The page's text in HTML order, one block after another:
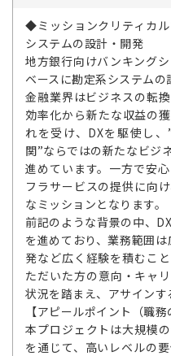
◆ミッションクリティカ
システムの設計・開発
地方銀行向けバンキング
ベースに勘定系システムの
金融業界はビジネスの転
効率化から新たな収益の
れを受け、DXを駆使し
関”ならではの新たなビジ
進めています。一方で安
フラサービスの提供に向
なミッションとなります。
前記のような背景の中、
を進めており、業務範囲
発など広く経験を積むこ
ただいた方の意向・キャ
状況を踏まえ、アサインす
【アピールポイント（職務
本プロジェクトは大規模
を通じて、高いレベルの